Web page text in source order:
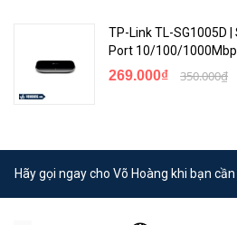
TP-Link TL-SG1005D
Port 10/100/
269.000₫ 350.000₫
Hãy gọi ngay cho Võ Hoàng khi bạn